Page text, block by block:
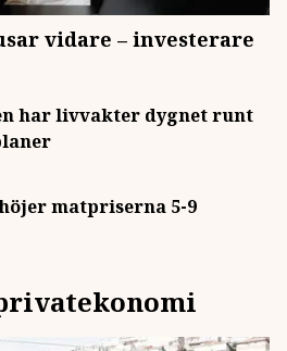
vidare – investerare
har livvakter dygnet runt
matpriserna 5-9